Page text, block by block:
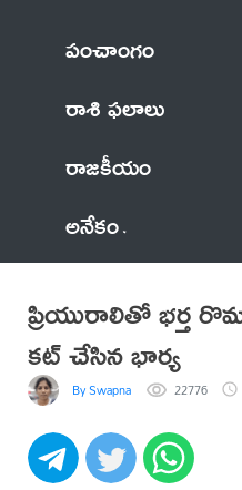
పంచాంగం
రాశి ఫలాలు
రాజకీయం
అనేకం
ప్రియురాలితో భర్త
కట్ చేసిన భార్య
By Swapna 22776